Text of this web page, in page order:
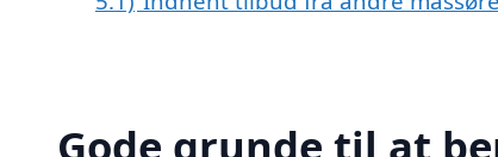
Gode grunde til at